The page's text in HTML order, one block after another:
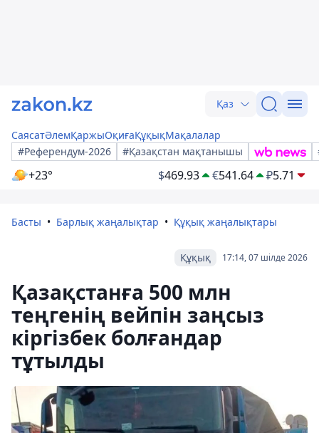
Қаз
СаясатӘлемҚаржыОқиғаҚұқықМақалалар
#Референдум-2026
#Қазақстан мақтанышы
+23° $469.93 €541.64 ₽5.71
Басты Барлық жаңалықтар Құқық жаңалықтары
17:14, 07 шілде 2026
Құқық
Қазақстанға 500 млн
теңгенің вейпін заңсыз
кіргізбек болғандар
тұтылды